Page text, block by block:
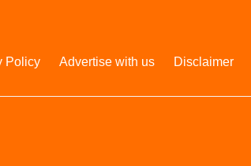
Policy Advertise with us Disclaimer